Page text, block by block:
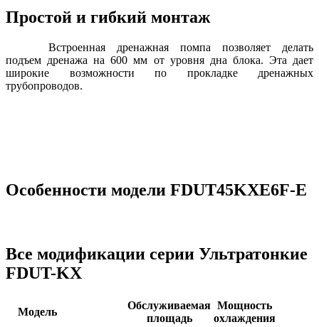
Простой и гибкий монтаж
Встроенная дренажная помпа позволяет делать
подъем дренажа на 600 мм от уровня дна блока. Эта дает
широкие возможности по прокладке дренажных
трубопроводов.
Особенности модели FDUT45KXE6F-E
Все модификации серии Ультратонкие
FDUT-KX
Модель
Обслуживаемая
площадь
Мощность
охлаждения